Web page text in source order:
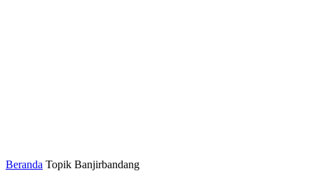
Beranda Topik Banjirbandang